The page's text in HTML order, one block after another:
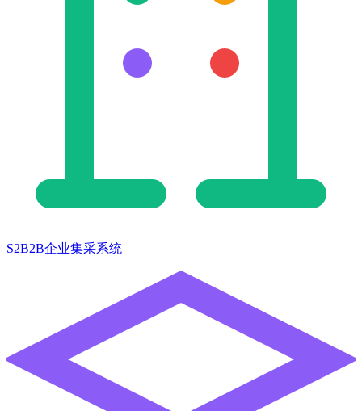
S2B2B企业集采系统